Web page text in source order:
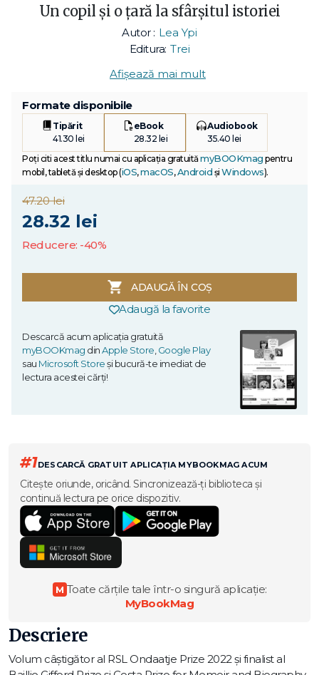
Un copil și o țară la sfârșitul istoriei
Autor : Lea Ypi
Editura: Trei
Afișează mai mult
Formate disponibile
Tipărit
41.30 lei
eBook
28.32 lei
Audiobook
35.40 lei
Poți citi acest titlu numai cu aplicația gratuitămyBOOKmag pentru
mobil, tabletă și desktop (iOS,macOS,Android și Windows).
47.20 lei
28.32 lei
Reducere: -40%
ADAUGĂ ÎN COȘ
Adaugă la favorite
Descarcă acum aplicația gratuită
myBOOKmag dinApple Store,Google Play
sau Microsoft Storeși bucură-te imediat de
lectura acestei cărți!
#1DESCARCĂ GRATUIT APLICAȚIA MYBOOKMAG ACUM
Citește oriunde, oricând. Sincronizează-ți biblioteca și
continuă lectura pe orice dispozitiv.
M Toate cărțile tale într-o singură aplicație:
MyBookMag
Descriere
Volum câștigător al RSL Ondaatje Prize 2022 și finalist al